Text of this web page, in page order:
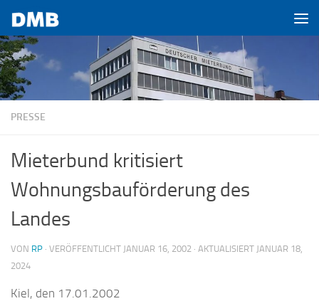
Zum Inhalt springen
PRESSE
Mieterbund kritisiert
Wohnungsbauförderung des
Landes
VON RP · VERÖFFENTLICHT JANUAR 16, 2002 · AKTUALISIERT JANUAR 18,
2024
Kiel, den 17.01.2002